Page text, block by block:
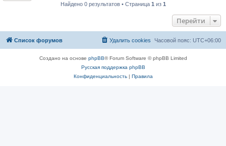
Найдено 0 результатов • Страница 1 из 1
Перейти
Список форумов Часовой пояс: UTC+06:00
Удалить cookies
Создано на основе phpBB® Forum Software © phpBB Limited
Русская поддержка phpBB
Конфиденциальность| Правила